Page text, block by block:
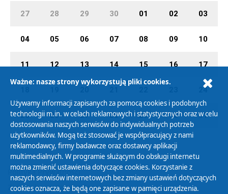
27 28 29 30 01 02 03
04 05 06 07 08 09 10
11 12 13 14 15 16 17
24
25 26 27 28 29 30 31
Polityka Prywatności
Zasady korzystania z Serwisu
Ważne: nasze strony wykorzystują pliki cookies.
Używamy informacji zapisanych za pomocą cookies i podobnych
technologii m.in. w celach reklamowych i statystycznych oraz w celu
dostosowania naszych serwisów do indywidualnych potrzeb
użytkowników. Mogą też stosować je współpracujący z nami
reklamodawcy, firmy badawcze oraz dostawcy aplikacji
multimedialnych. W programie służącym do obsługi internetu
można zmienić ustawienia dotyczące cookies. Korzystanie z
naszych serwisów internetowych bez zmiany ustawień dotyczących
cookies oznacza, że będą one zapisane w pamięci urządzenia.